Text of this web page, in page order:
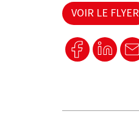
VOIR LE FLYER